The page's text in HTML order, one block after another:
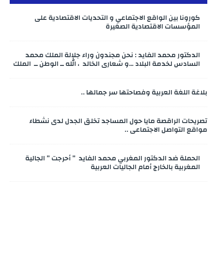
كورونا بين الواقع الاجتماعي و التحديات الاقتصادية على
المؤسسات الاقتصادية الصغيرة
الدكتور محمد الفايد : نحن مجندون وراء جلالة الملك محمد
السادس لخدمة البلاد …و شعاري الخالد ، الله ــ الوطن ــ الملك
بلاغة اللغة العربية وفصاحتها سر جمالها ..
تصريحات الراقصة مايا حول المساجد تخلق الجدل لدى نشطاء
مواقع التواصل الاجتماعي ..
الحملة ضد الدكتور المغربي محمد الفايد ” أحرجت ” الجالية
المغربية بالخارج أمام الجاليات العربية